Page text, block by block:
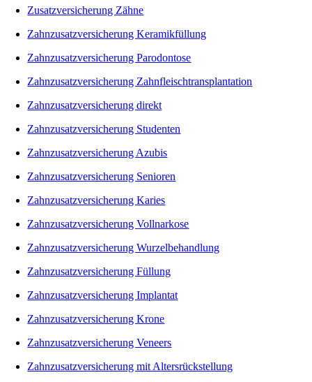
Zusatzversicherung Zähne
Zahnzusatzversicherung Keramikfüllung
Zahnzusatzversicherung Parodontose
Zahnzusatzversicherung Zahnfleischtransplantation
Zahnzusatzversicherung direkt
Zahnzusatzversicherung Studenten
Zahnzusatzversicherung Azubis
Zahnzusatzversicherung Senioren
Zahnzusatzversicherung Karies
Zahnzusatzversicherung Vollnarkose
Zahnzusatzversicherung Wurzelbehandlung
Zahnzusatzversicherung Füllung
Zahnzusatzversicherung Implantat
Zahnzusatzversicherung Krone
Zahnzusatzversicherung Veneers
Zahnzusatzversicherung mit Altersrückstellung